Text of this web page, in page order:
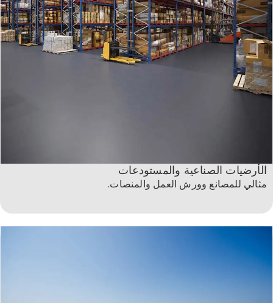
الأرضيات الصناعية والمستودعات
مثالي للمصانع وورش العمل والمنصات.